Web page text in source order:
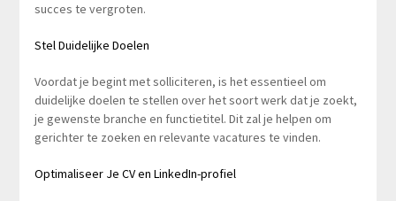
succes te vergroten.
Stel Duidelijke Doelen
Voordat je begint met solliciteren, is het essentieel om
duidelijke doelen te stellen over het soort werk dat je zoekt,
je gewenste branche en functietitel. Dit zal je helpen om
gerichter te zoeken en relevante vacatures te vinden.
Optimaliseer Je CV en LinkedIn-profiel